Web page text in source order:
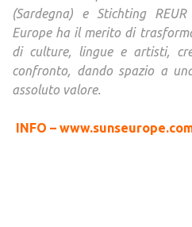
(Sardegna) e Stichting
Europe ha il merito di
di culture, lingue e artisti,
confronto, dando spazio a
assoluto valore.
INFO –